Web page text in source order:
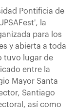
Pontificia de
la
para los
y abierta a toda
tuvo lugar de
entre la
Mayor Santa
Santiago
así como